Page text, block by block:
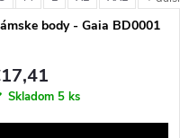
body - Gaia BD0001
Skladom 5 ks